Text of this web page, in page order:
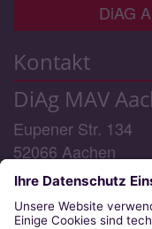
DiAG
Kontakt
DiAg MAV
Eupener Str. 134
52066 Aachen
Telefon: 0241/6000
(MAV-